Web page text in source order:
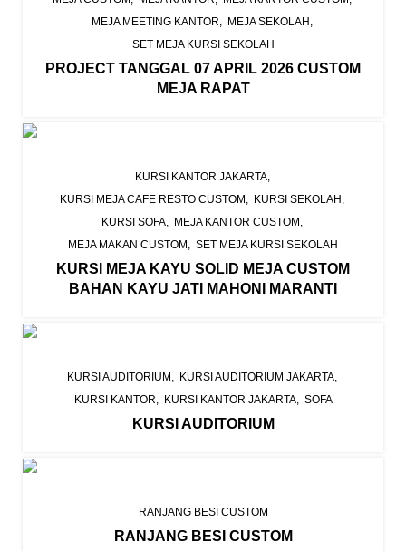
MEJA MEETING KANTOR
MEJA SEKOLAH
SET MEJA KURSI SEKOLAH
PROJECT TANGGAL 07 APRIL 2026 CUSTOM
MEJA RAPAT
KURSI KANTOR JAKARTA
KURSI MEJA CAFE RESTO CUSTOM
KURSI SEKOLAH
KURSI SOFA
MEJA KANTOR CUSTOM
MEJA MAKAN CUSTOM
SET MEJA KURSI SEKOLAH
KURSI MEJA KAYU SOLID MEJA CUSTOM
BAHAN KAYU JATI MAHONI MARANTI
KURSI AUDITORIUM
KURSI AUDITORIUM JAKARTA
KURSI KANTOR
KURSI KANTOR JAKARTA SOFA
KURSI AUDITORIUM
RANJANG BESI CUSTOM
RANJANG BESI CUSTOM